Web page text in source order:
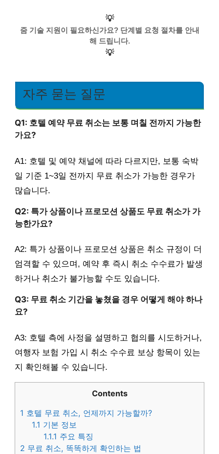
💡
줌 기술 지원이 필요하신가요? 단계별 요청 절차를 안내
해 드립니다.
💡
자주 묻는 질문
Q1: 호텔 예약 무료 취소는 보통 며칠 전까지 가능한
가요?
A1: 호텔 및 예약 채널에 따라 다르지만, 보통 숙박
일 기준 1~3일 전까지 무료 취소가 가능한 경우가
많습니다.
Q2: 특가 상품이나 프로모션 상품도 무료 취소가 가
능한가요?
A2: 특가 상품이나 프로모션 상품은 취소 규정이 더
엄격할 수 있으며, 예약 후 즉시 취소 수수료가 발생
하거나 취소가 불가능할 수도 있습니다.
Q3: 무료 취소 기간을 놓쳤을 경우 어떻게 해야 하나
요?
A3: 호텔 측에 사정을 설명하고 협의를 시도하거나,
여행자 보험 가입 시 취소 수수료 보상 항목이 있는
지 확인해볼 수 있습니다.
Contents
1 호텔 무료 취소, 언제까지 가능할까?
1.1 기본 정보
1.1.1 주요 특징
2 무료 취소, 똑똑하게 확인하는 법